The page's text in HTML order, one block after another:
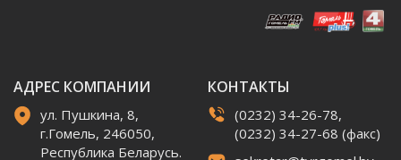
АДРЕС КОМПАНИИ
ул. Пушкина, 8,
г.Гомель, 246050,
Республика Беларусь.
КОНТАКТЫ
(0232) 34-26-78,
(0232) 34-27-68 (факс)